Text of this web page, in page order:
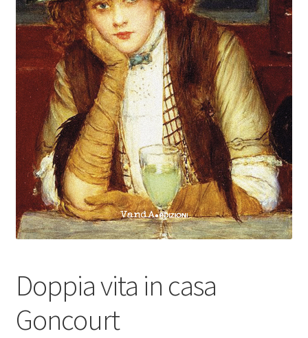
Doppia vita in casa
Goncourt